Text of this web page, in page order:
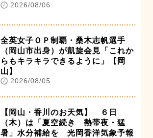
2026/08/06
全英女子ＯＰ制覇・桑木志帆選手
（岡山市出身）が凱旋会見「これか
らもキラキラできるように」【岡
山】
2026/08/05
【岡山・香川のお天気】 ６日
（木）は「夏空続き 熱帯夜・猛
暑」水分補給を 光岡香洋気象予報